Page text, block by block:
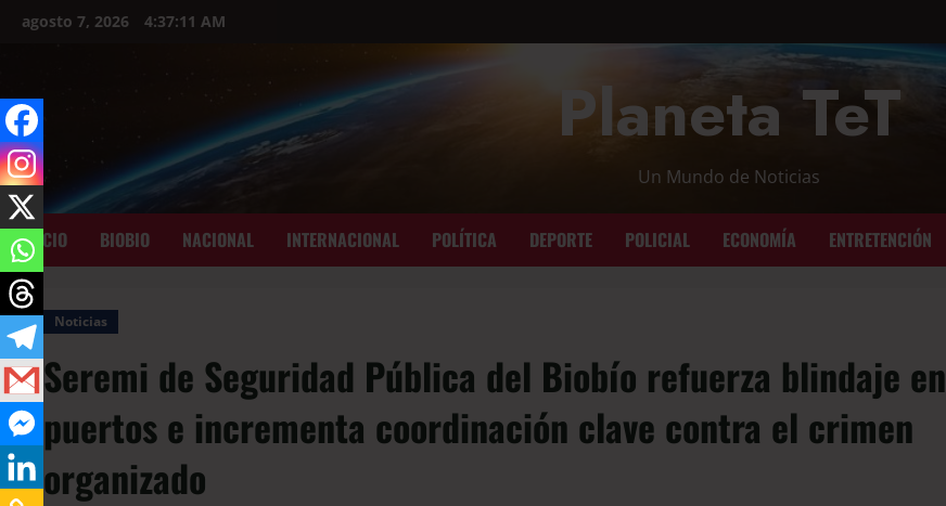
agosto 7, 2026 4:37:13 AM
Planeta TeT
Un Mundo de Noticias
INICIO BIOBIO NACIONAL INTERNACIONAL POLÍTICA DEPORTE POLICIAL ECONOMÍA ENTRETENCIÓN
Noticias
Seremi de Seguridad Pública del Biobío refuerza blindaje en
puertos e incrementa coordinación clave contra el crimen
organizado